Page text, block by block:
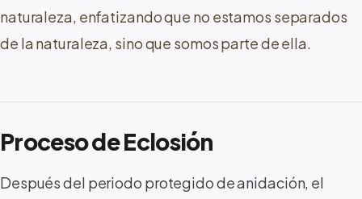
naturaleza, enfatizando que no estamos separados
de la naturaleza, sino que somos parte de ella.
Proceso de Eclosión
Después del periodo protegido de anidación, el